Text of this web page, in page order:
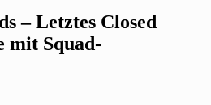
– Letztes Closed
mit Squad-